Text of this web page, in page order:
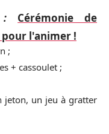
:
Cérémonie de
l'animer !
;
+ cassoulet ;
jeton, un jeu à gratter